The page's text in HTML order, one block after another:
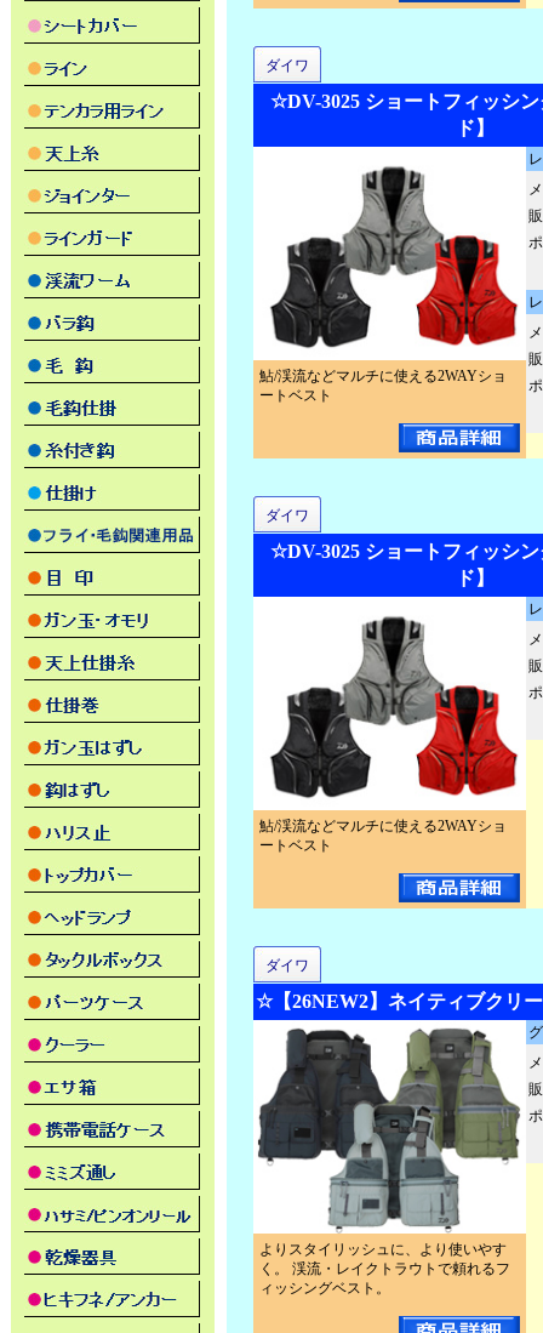
ダイワ
☆DV-3025 ショートフィッシ
ド】
鮎/渓流などマルチに使える2WAYショ
ートベスト
ダイワ
☆DV-3025 ショートフィッシ
ド】
鮎/渓流などマルチに使える2WAYショ
ートベスト
ダイワ
☆【26NEW2】ネイティブクリ
よりスタイリッシュに、より使いやす
く。 渓流・レイクトラウトで頼れるフ
ィッシングベスト。